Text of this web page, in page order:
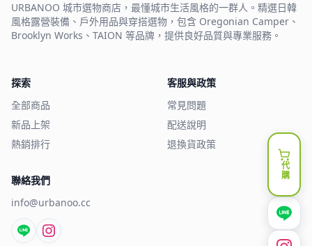
URBANOO 城市選物商店，最懂城市生活風格的一群人。精選日韓
風格露營裝備、戶外用品與穿搭選物，包含 Oregonian Camper、
Brooklyn Works、TAION 等品牌，提供良好品質與專業服務。
探索
全部商品
新品上架
熱銷排行
客服與政策
常見問題
配送說明
退換貨政策
聯絡我們
info@urbanoo.cc
代購